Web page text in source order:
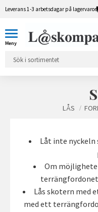
Leverans 1-3 arbetsdagar på lagervaror
LÅS
Låt inte nyckeln
Om
terrängfordonet
Lås skotern med
med ett